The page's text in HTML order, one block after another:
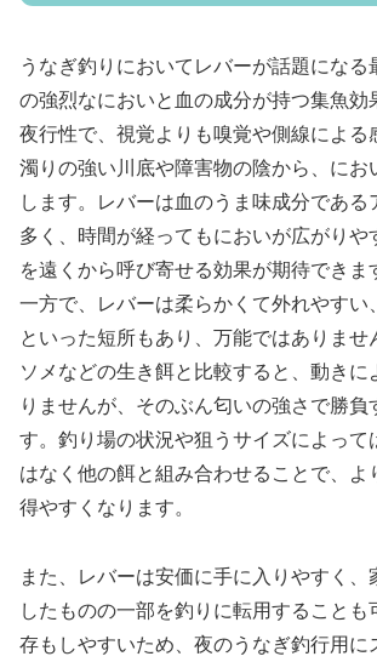
うなぎ釣りにおいてレバーが話題になる
の強烈なにおいと血の成分が持つ集魚効
夜行性で、視覚よりも嗅覚や側線による
濁りの強い川底や障害物の陰から、にお
します。レバーは血のうま味成分である
多く、時間が経ってもにおいが広がりや
を遠くから呼び寄せる効果が期待できま
一方で、レバーは柔らかくて外れやすい
といった短所もあり、万能ではありませ
ソメなどの生き餌と比較すると、動きに
りませんが、そのぶん匂いの強さで勝負
す。釣り場の状況や狙うサイズによって
はなく他の餌と組み合わせることで、よ
得やすくなります。
また、レバーは安価に手に入りやすく、
したものの一部を釣りに転用することも
存もしやすいため、夜のうなぎ釣行用に